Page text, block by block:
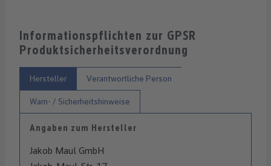
Informationspflichten zur GPSR
Produktsicherheitsverordnung
Hersteller Verantwortliche Person
Warn- / Sicherheitshinweise
Angaben zum Hersteller
Jakob Maul GmbH